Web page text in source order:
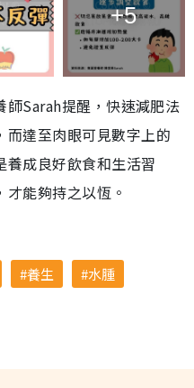
+5
Sarah提醒，快速減肥法
達至肉眼可見數字上的
成良好飲食和生活習
能夠持之以恆。
養生
水腫